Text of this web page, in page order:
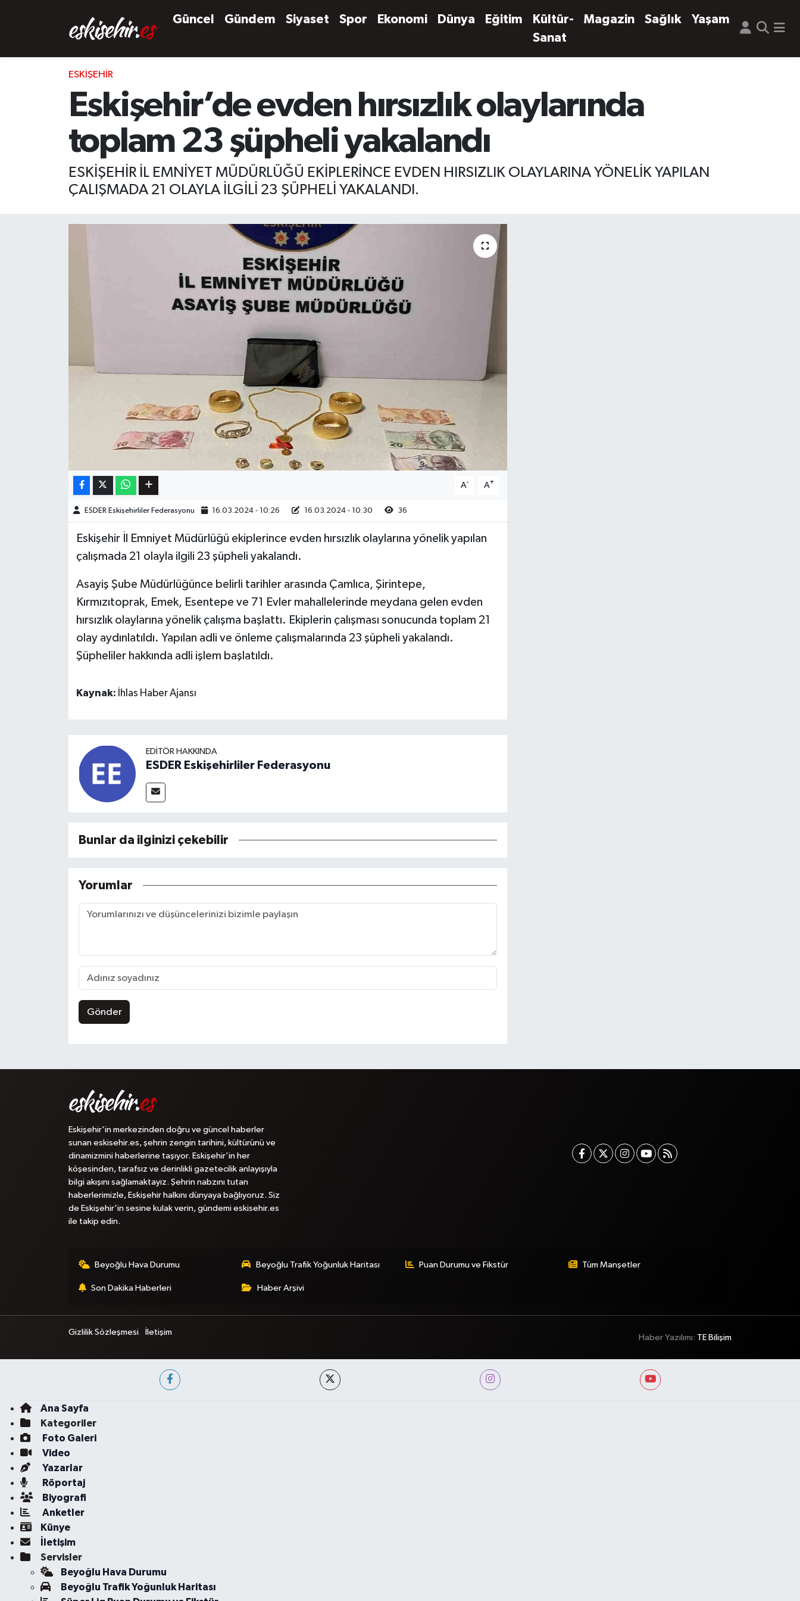
Güncel Gündem Siyaset Spor Ekonomi Dünya Eğitim
Kültür-
Sanat
Magazin Sağlık Yaşam
ESKIŞEHIR
Eskişehir’de evden hırsızlık olaylarında
toplam 23 şüpheli yakalandı
ESKİŞEHİR İL EMNİYET MÜDÜRLÜĞÜ EKİPLERİNCE EVDEN HIRSIZLIK OLAYLARINA YÖNELİK YAPILAN
ÇALIŞMADA 21 OLAYLA İLGİLİ 23 ŞÜPHELİ YAKALANDI.
A- A+
ESDER Eskişehirliler Federasyonu 16.03.2024 - 10:26 16.03.2024 - 10:30 36
Eskişehir İl Emniyet Müdürlüğü ekiplerince evden hırsızlık olaylarına yönelik yapılan
çalışmada 21 olayla ilgili 23 şüpheli yakalandı.
Asayiş Şube Müdürlüğünce belirli tarihler arasında Çamlıca, Şirintepe,
Kırmızıtoprak, Emek, Esentepe ve 71 Evler mahallelerinde meydana gelen evden
hırsızlık olaylarına yönelik çalışma başlattı. Ekiplerin çalışması sonucunda toplam 21
olay aydınlatıldı. Yapılan adli ve önleme çalışmalarında 23 şüpheli yakalandı.
Şüpheliler hakkında adli işlem başlatıldı.
Kaynak: İhlas Haber Ajansı
EDITÖR HAKKINDA
ESDER Eskişehirliler Federasyonu
Bunlar da ilginizi çekebilir
Yorumlar
Gönder
Eskişehir'in merkezinden doğru ve güncel haberler
sunan eskisehir.es, şehrin zengin tarihini, kültürünü ve
dinamizmini haberlerine taşıyor. Eskişehir'in her
köşesinden, tarafsız ve derinlikli gazetecilik anlayışıyla
bilgi akışını sağlamaktayız. Şehrin nabzını tutan
haberlerimizle, Eskişehir halkını dünyaya bağlıyoruz. Siz
de Eskişehir'in sesine kulak verin, gündemi eskisehir.es
ile takip edin.
Beyoğlu Hava Durumu Beyoğlu Trafik Yoğunluk Haritası Puan Durumu ve Fikstür Tüm Manşetler
Son Dakika Haberleri Haber Arşivi
Gizlilik Sözleşmesi İletişim
Haber Yazılımı: TE Bilişim
Ana Sayfa
Kategoriler
Foto Galeri
Video
Yazarlar
Röportaj
Biyografi
Anketler
Künye
İletişim
Servisler
Beyoğlu Hava Durumu
Beyoğlu Trafik Yoğunluk Haritası